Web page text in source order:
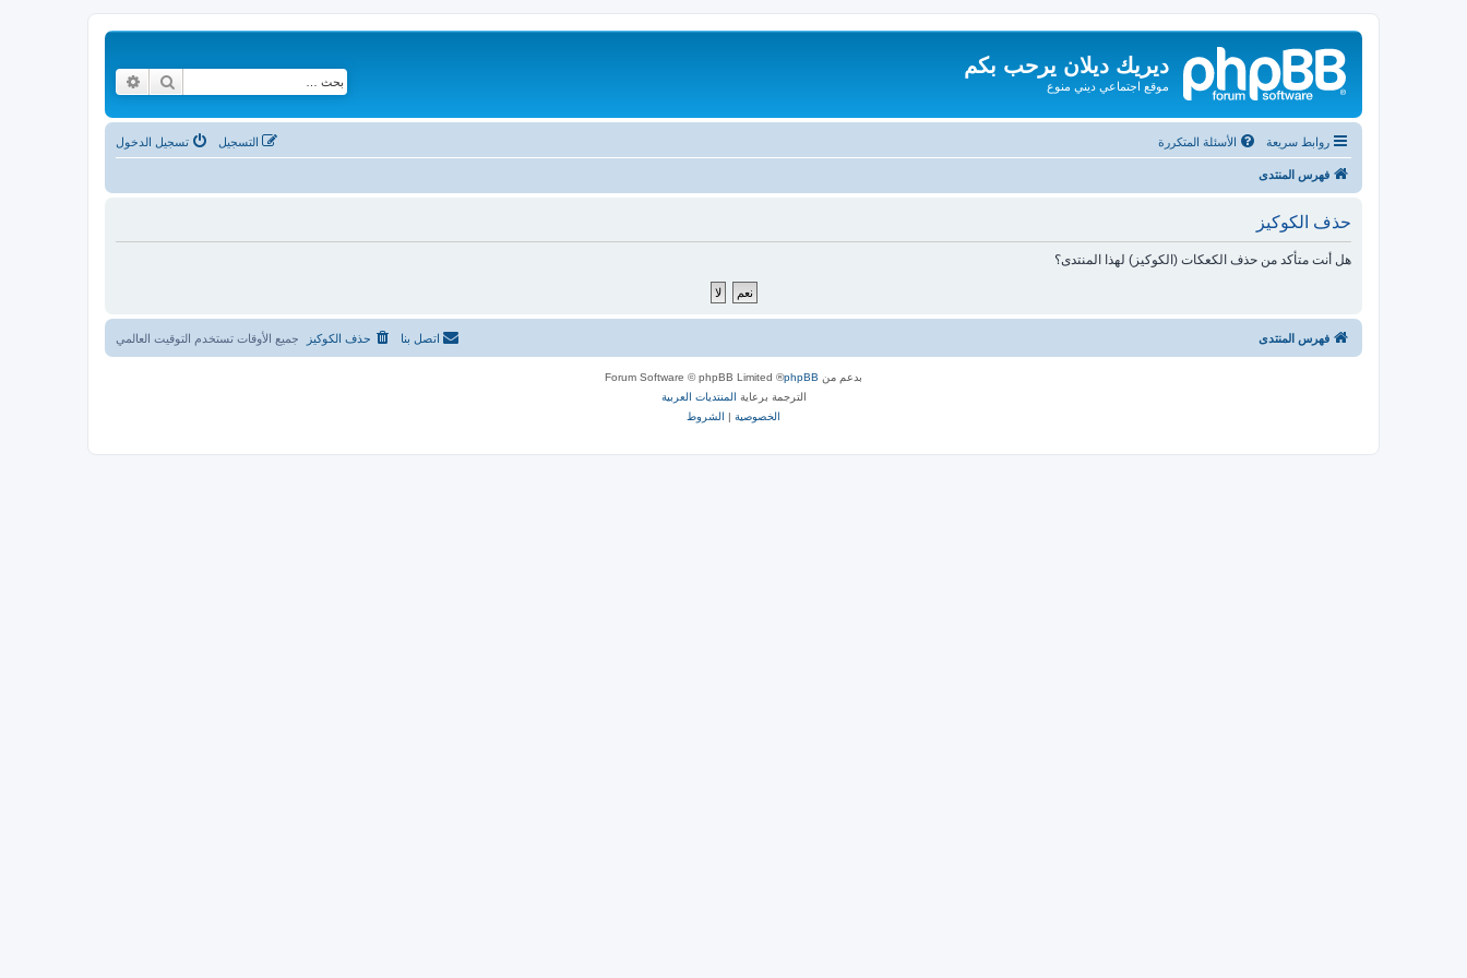
ديريك ديلان يرحب بكم
موقع اجتماعي ديني منوع بحث
روابط سريعة الأسئلة المتكررة تسجيل الدخول التسجيل
فهرس المنتدى
حذف الكوكيز
هل أنت متأكد من حذف الكعكات (الكوكيز) لهذا المنتدى؟
فهرس المنتدى جميع الأوقات تستخدم التوقيت العالمي حذف الكوكيز اتصل بنا
بدعم من phpBB
® Forum Software © phpBB Limited
الترجمة برعاية المنتديات العربية
الخصوصية | الشروط